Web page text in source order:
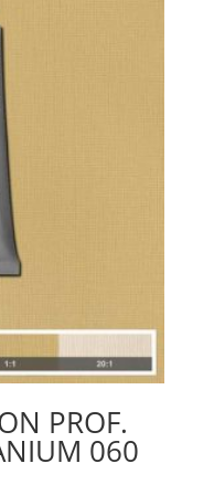
PROF.
060